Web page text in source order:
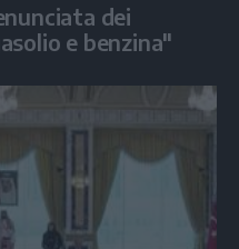
dei
e benzina"